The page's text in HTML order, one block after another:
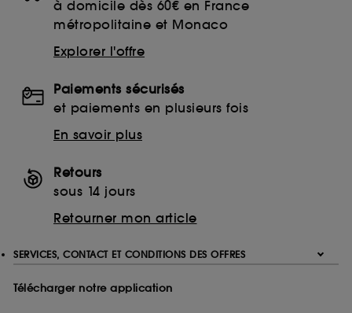
à domicile dès 60€ en France
métropolitaine et Monaco
Explorer l'offre
Paiements sécurisés
et paiements en plusieurs fois
En savoir plus
Retours
sous 14 jours
Retourner mon article
SERVICES, CONTACT ET CONDITIONS DES OFFRES
Télécharger notre application